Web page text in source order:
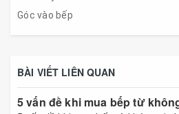
Góc vào bếp
BÀI VIẾT LIÊN QUAN
5 vấn đề khi mua bếp từ